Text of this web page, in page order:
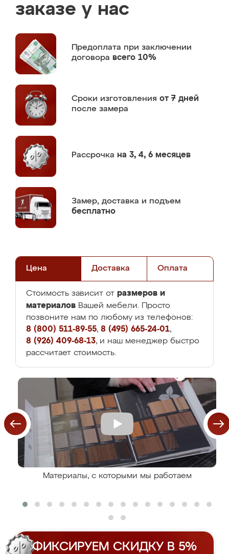
заказе у нас
Предоплата при заключении
договора всего 10%
Сроки изготовления от 7 дней
после замера
Рассрочка на 3, 4, 6 месяцев
Замер, доставка и подъем
бесплатно
Цена Доставка Оплата
Стоимость зависит от размеров и
материалов Вашей мебели. Просто
позвоните нам по любому из телефонов:
8 (800) 511-89-55, 8 (495) 665-24-01,
8 (926) 409-68-13, и наш менеджер быстро
рассчитает стоимость.
Материалы, с которыми мы работаем
ФИКСИРУЕМ СКИДКУ В 5%